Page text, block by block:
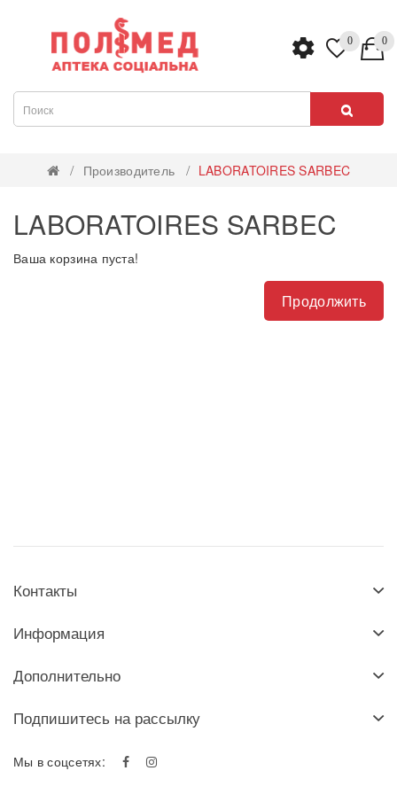
0 0
Производитель LABORATOIRES SARBEC
LABORATOIRES SARBEC
Ваша корзина пуста!
Продолжить
Контакты
Информация
Дополнительно
Подпишитесь на рассылку
Мы в соцсетях: